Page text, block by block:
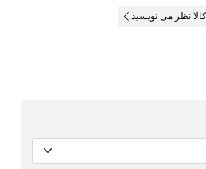
کالا نظر می نویسید